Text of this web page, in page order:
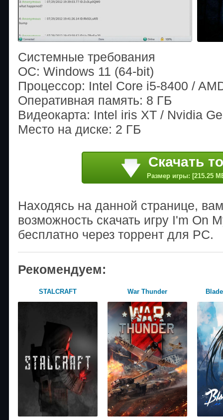
Системные требования
ОС: Windows 11 (64-bit)
Процессор: Intel Core i5-8400 /
Оперативная память: 8 ГБ
Видеокарта: Intel iris XT / Nvidia
Место на диске: 2 ГБ
Скачать
Размер игры: [215.25
Находясь на данной странице,
возможность скачать игру I'm On
бесплатно через торрент для PC.
Рекомендуем:
STALCRAFT War Thunder